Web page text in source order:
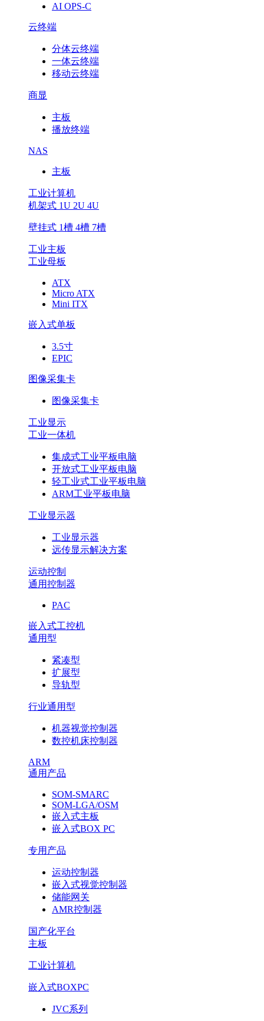
AI OPS-C
云终端
分体云终端
一体云终端
移动云终端
商显
主板
播放终端
NAS
主板
工业计算机
机架式 1U 2U 4U
壁挂式 1槽 4槽 7槽
工业主板
工业母板
ATX
Micro ATX
Mini ITX
嵌入式单板
3.5寸
EPIC
图像采集卡
图像采集卡
工业显示
工业一体机
集成式工业平板电脑
开放式工业平板电脑
轻工业式工业平板电脑
ARM工业平板电脑
工业显示器
工业显示器
远传显示解决方案
运动控制
通用控制器
PAC
嵌入式工控机
通用型
紧凑型
扩展型
导轨型
行业通用型
机器视觉控制器
数控机床控制器
ARM
通用产品
SOM-SMARC
SOM-LGA/OSM
嵌入式主板
嵌入式BOX PC
专用产品
运动控制器
嵌入式视觉控制器
储能网关
AMR控制器
国产化平台
主板
工业计算机
嵌入式BOXPC
JVC系列